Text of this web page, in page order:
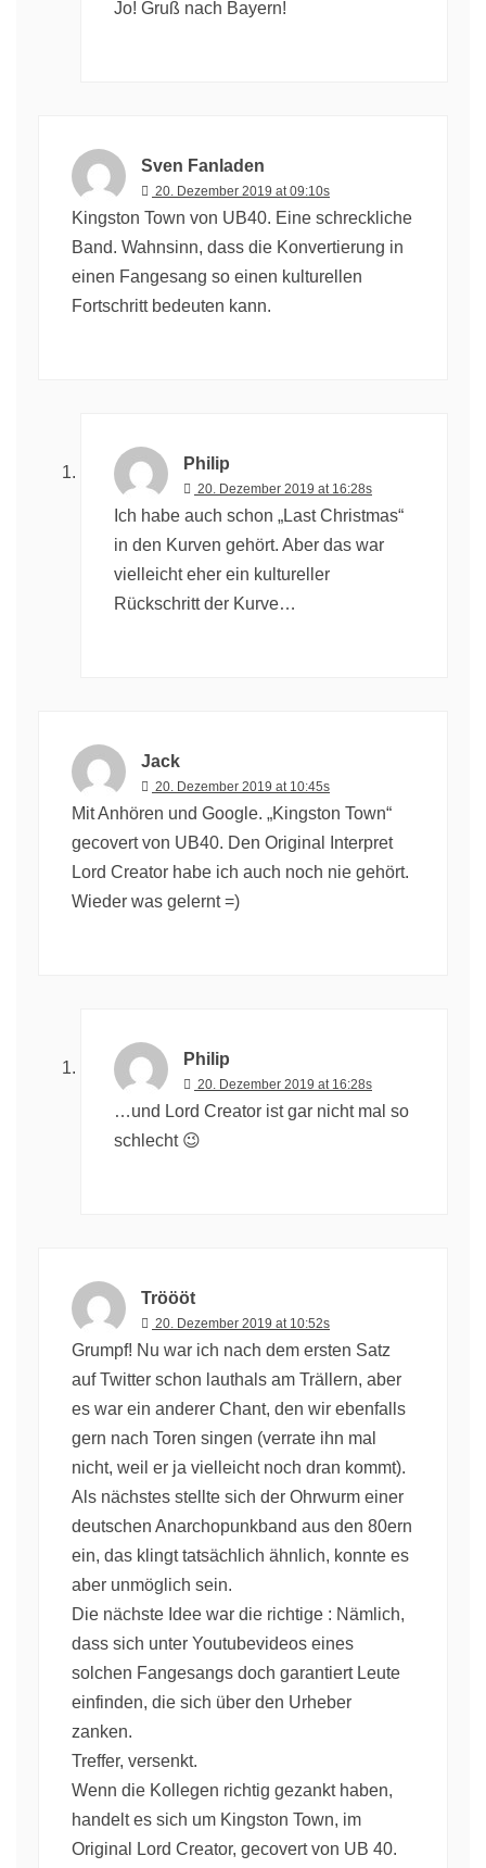
Jo! Gruß nach Bayern!
Sven Fanladen
20. Dezember 2019 at 09:10s
Kingston Town von UB40. Eine schreckliche
Band. Wahnsinn, dass die Konvertierung in
einen Fangesang so einen kulturellen
Fortschritt bedeuten kann.
Philip
20. Dezember 2019 at 16:28s
Ich habe auch schon „Last Christmas“
in den Kurven gehört. Aber das war
vielleicht eher ein kultureller
Rückschritt der Kurve…
Jack
20. Dezember 2019 at 10:45s
Mit Anhören und Google. „Kingston Town“
gecovert von UB40. Den Original Interpret
Lord Creator habe ich auch noch nie gehört.
Wieder was gelernt =)
Philip
20. Dezember 2019 at 16:28s
…und Lord Creator ist gar nicht mal so
schlecht 😉
Tröööt
20. Dezember 2019 at 10:52s
Grumpf! Nu war ich nach dem ersten Satz
auf Twitter schon lauthals am Trällern, aber
es war ein anderer Chant, den wir ebenfalls
gern nach Toren singen (verrate ihn mal
nicht, weil er ja vielleicht noch dran kommt).
Als nächstes stellte sich der Ohrwurm einer
deutschen Anarchopunkband aus den 80ern
ein, das klingt tatsächlich ähnlich, konnte es
aber unmöglich sein.
Die nächste Idee war die richtige : Nämlich,
dass sich unter Youtubevideos eines
solchen Fangesangs doch garantiert Leute
einfinden, die sich über den Urheber
zanken.
Treffer, versenkt.
Wenn die Kollegen richtig gezankt haben,
handelt es sich um Kingston Town, im
Original Lord Creator, gecovert von UB 40.